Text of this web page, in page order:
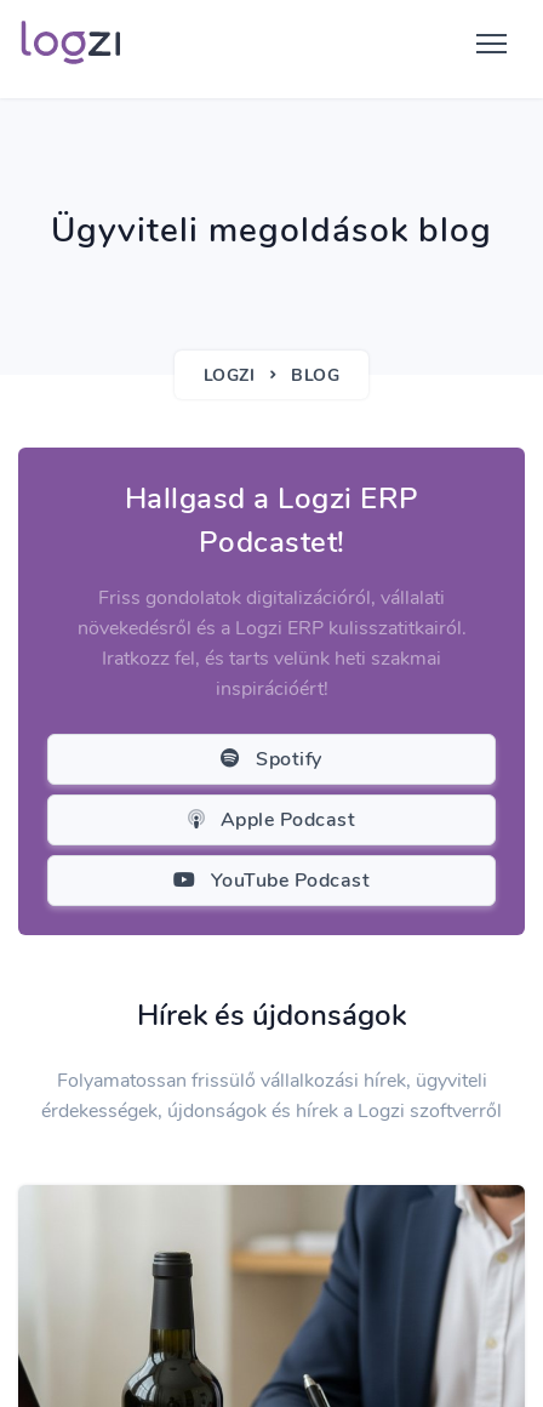
Ügyviteli megoldások blog
LOGZI BLOG
Hallgasd a Logzi ERP
Podcastet!
Friss gondolatok digitalizációról, vállalati
növekedésről és a Logzi ERP kulisszatitkairól.
Iratkozz fel, és tarts velünk heti szakmai
inspirációért!
Spotify
Apple Podcast
YouTube Podcast
Hírek és újdonságok
Folyamatossan frissülő vállalkozási hírek, ügyviteli
érdekességek, újdonságok és hírek a Logzi szoftverről